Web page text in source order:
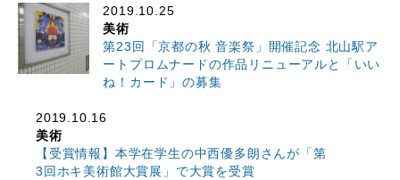
2019.10.25
美術
第23回「京都の秋 音楽祭」開催記念 北山駅ア
ートプロムナードの作品リニューアルと「いい
ね！カード」の募集
2019.10.16
美術
【受賞情報】本学在学生の中西優多朗さんが「第
3回ホキ美術館大賞展」で大賞を受賞